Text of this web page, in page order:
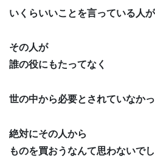
いくらいいことを言っている人
その人が
誰の役にもたってなく
世の中から必要とされていなか
絶対にその人から
ものを買おうなんて思わないで